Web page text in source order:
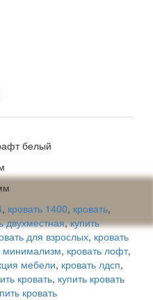
белый
, кровать 1400, кровать,
двухместная,купить
для взрослых, кровать
минимализм, кровать лофт,
мебели, кровать лдсп,
кровать, купить кровать
кровать